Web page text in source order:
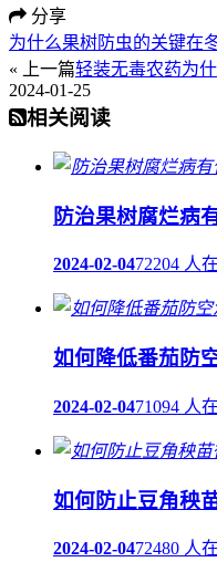
分享
为什么果树防虫的关键在
« 上一篇轻装无毒农药为
2024-01-25
相关阅读
防治果树腐烂病
2024-02-0472204 人
如何降低番茄防
2024-02-0471094 人
如何防止豆角秧
2024-02-0472480 人